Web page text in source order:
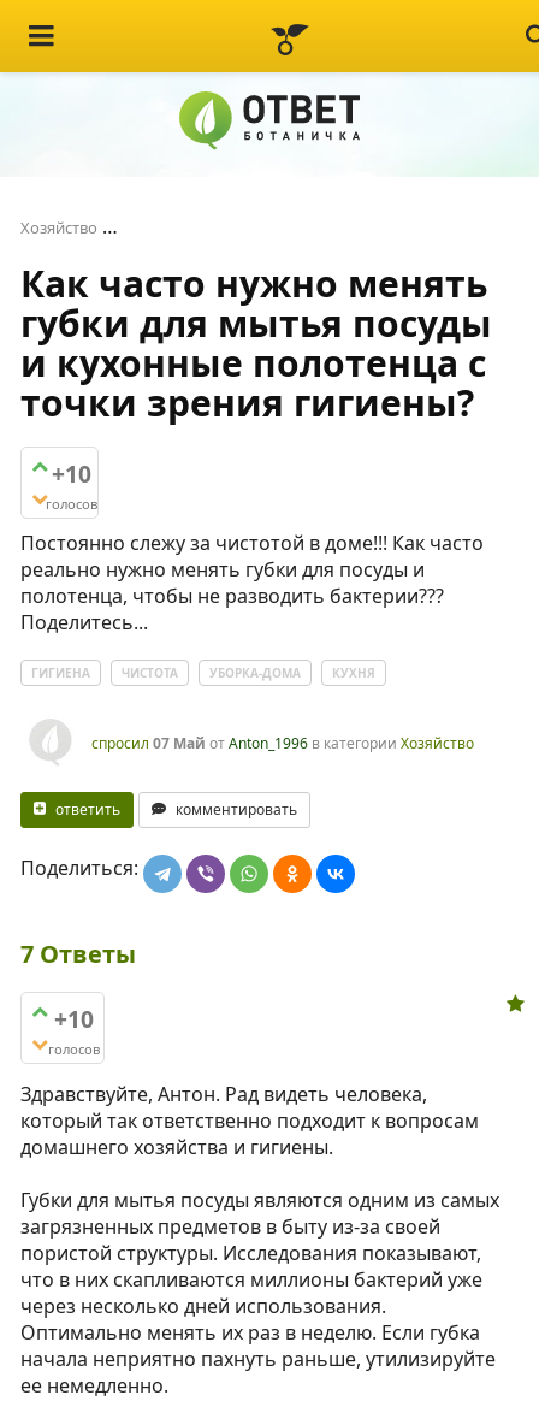
Хозяйство
Как часто нужно менять
губки для мытья посуды
и кухонные полотенца с
точки зрения гигиены?
+10
голосов
Постоянно слежу за чистотой в доме!!! Как часто
реально нужно менять губки для посуды и
полотенца, чтобы не разводить бактерии???
Поделитесь...
ГИГИЕНА ЧИСТОТА УБОРКА-ДОМА КУХНЯ
спросил 07 Май отAnton_1996 в категории Хозяйство
ответить комментировать
Поделиться:
7 Ответы
+10
голосов
Здравствуйте, Антон. Рад видеть человека,
который так ответственно подходит к вопросам
домашнего хозяйства и гигиены.
Губки для мытья посуды являются одним из самых
загрязненных предметов в быту из-за своей
пористой структуры. Исследования показывают,
что в них скапливаются миллионы бактерий уже
через несколько дней использования.
Оптимально менять их раз в неделю. Если губка
начала неприятно пахнуть раньше, утилизируйте
ее немедленно.